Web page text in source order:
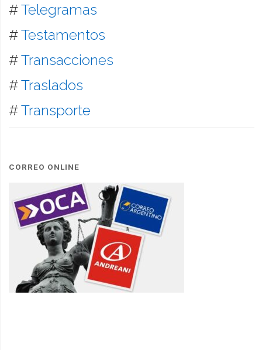
#Telegramas
#Testamentos
#Transacciones
#Traslados
#Transporte
CORREO ONLINE